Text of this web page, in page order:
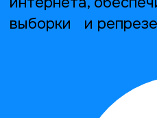
Успешны
технологии